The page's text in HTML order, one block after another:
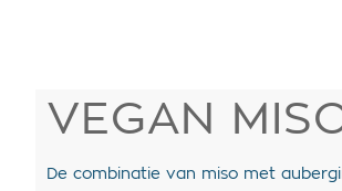
VEGAN
De combinatie van miso met